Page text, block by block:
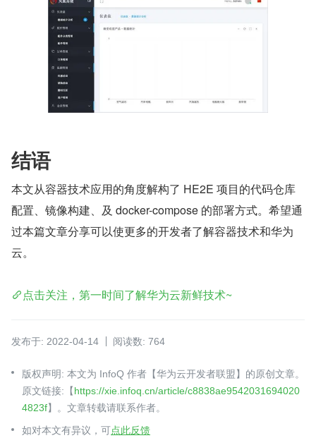
结语
本文从容器技术应用的角度解构了 HE2E 项目的代码仓库
配置、镜像构建、及 docker-compose 的部署方式。希望通
过本篇文章分享可以使更多的开发者了解容器技术和华为
云。
点击关注，第一时间了解华为云新鲜技术~
发布于: 2022-04-14 阅读数: 764
版权声明: 本文为 InfoQ 作者【华为云开发者联盟】的原创文章。
原文链接:【https://xie.infoq.cn/article/c8838ae9542031694020
4823f】。文章转载请联系作者。
如对本文有异议，可点此反馈